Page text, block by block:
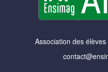
Association des